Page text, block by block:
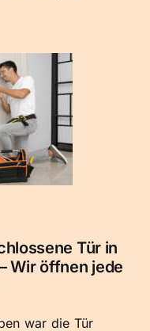
Tür in
Wir öffnen jede
war die Tür